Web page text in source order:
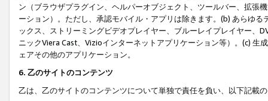
ン（ブラウザプラグイン、ヘルパーオブジェクト、ツールバー、拡張
ーション）。ただし、承認モバイル・アプリは除きます。(b) あらゆ
ックス、ストリーミングビデオプレイヤー、ブルーレイプレイヤー、
ニックViera Cast、Vizioインターネットアプリケーション等）。(c)
ェアその他のアプリケーション。
6. 乙のサイトのコンテンツ
乙は、乙のサイトのコンテンツについて単独で責任を負い、以下記載